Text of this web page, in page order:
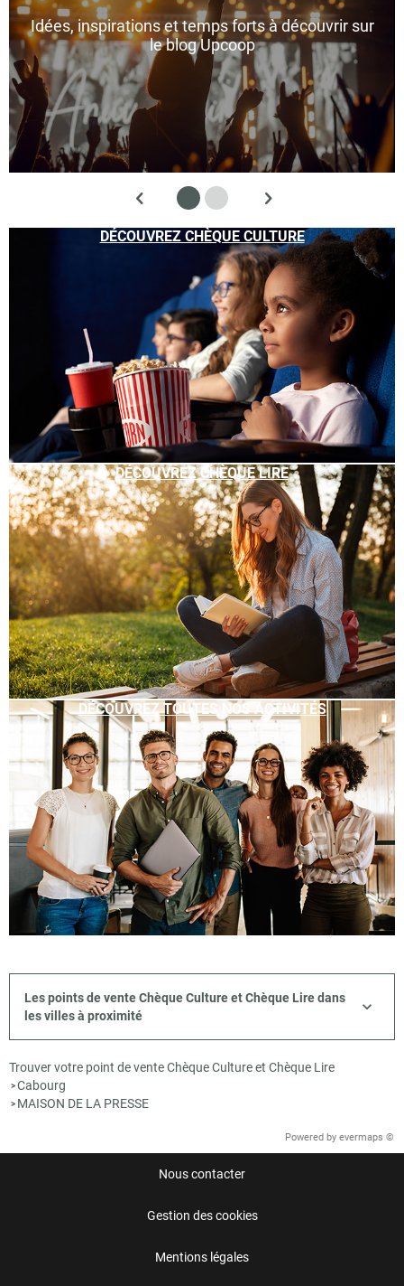
Idées, inspirations et temps forts à découvrir sur
le blog Upcoop
DÉCOUVREZ CHÈQUE CULTURE
DÉCOUVREZ CHÈQUE LIRE
DÉCOUVREZ TOUTES NOS ACTIVITÉS
Les points de vente Chèque Culture et Chèque Lire dans
les villes à proximité
Trouver votre point de vente Chèque Culture et Chèque Lire
>Cabourg
> MAISON DE LA PRESSE
Powered by evermaps ©
Nous contacter
Gestion des cookies
Mentions légales